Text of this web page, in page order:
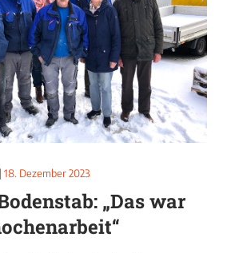
| 18. Dezember 2023
„Das war